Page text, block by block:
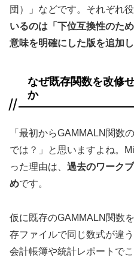
団）」などです。それぞれ
いるのは「下位互換性のた
意味を明確にした版を追加し
なぜ既存関数を改修
か
「最初からGAMMALN関数
では？」と思いますよね。
った理由は、 過去のワーク
めです。
仮に既存のGAMMALN関数
存ファイルで同じ数式が違
会計帳簿や統計レポートで